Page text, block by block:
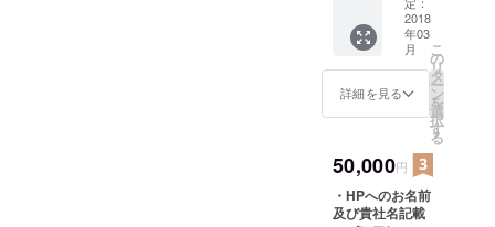
甲子園
DVD送
付 第五
回ト
ラック
ドライ
バー甲
催後、
編集さ
れた
DVDを
2018
年03
月
詳細を見る
こ
の
リ
タ
ー
ン
を
選
択
す
る
50,000円
・HPへのお名前
及び貴社名記載